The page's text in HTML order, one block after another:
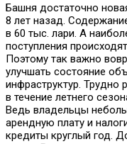
Башня достаточно
8 лет назад.
в 60 тыс. лари. А
поступления
Поэтому так важно
улучшать состояние
инфраструктур. Трудно
в течение летнего
Ведь владельцы
арендную плату и
кредиты круглый год.